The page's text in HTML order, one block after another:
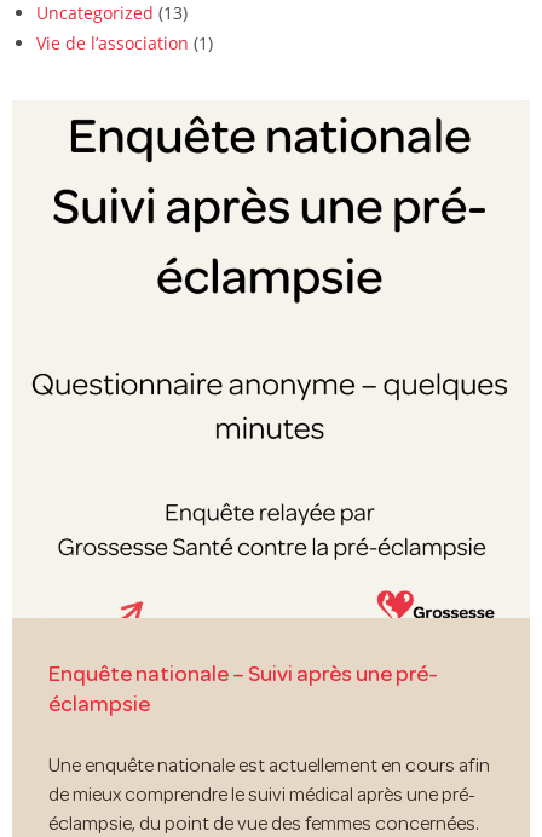
Uncategorized (13)
Vie de l’association (1)
Enquête nationale – Suivi après une pré-
éclampsie
Une enquête nationale est actuellement en cours afin
de mieux comprendre le suivi médical après une pré-
éclampsie, du point de vue des femmes concernées.